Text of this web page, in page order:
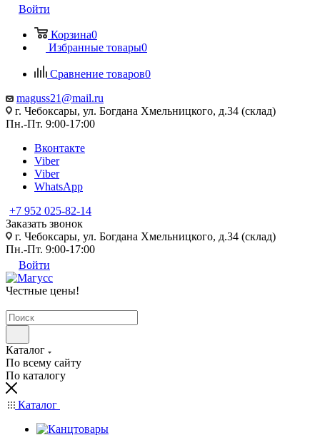
Войти
Корзина0
Избранные товары0
Сравнение товаров0
maguss21@mail.ru
г. Чебоксары, ул. Богдана Хмельницкого, д.34 (склад)
Пн.-Пт. 9:00-17:00
Вконтакте
Viber
Viber
WhatsApp
+7 952 025-82-14
Заказать звонок
г. Чебоксары, ул. Богдана Хмельницкого, д.34 (склад)
Пн.-Пт. 9:00-17:00
Войти
Честные цены!
Каталог
По всему сайту
По каталогу
Каталог